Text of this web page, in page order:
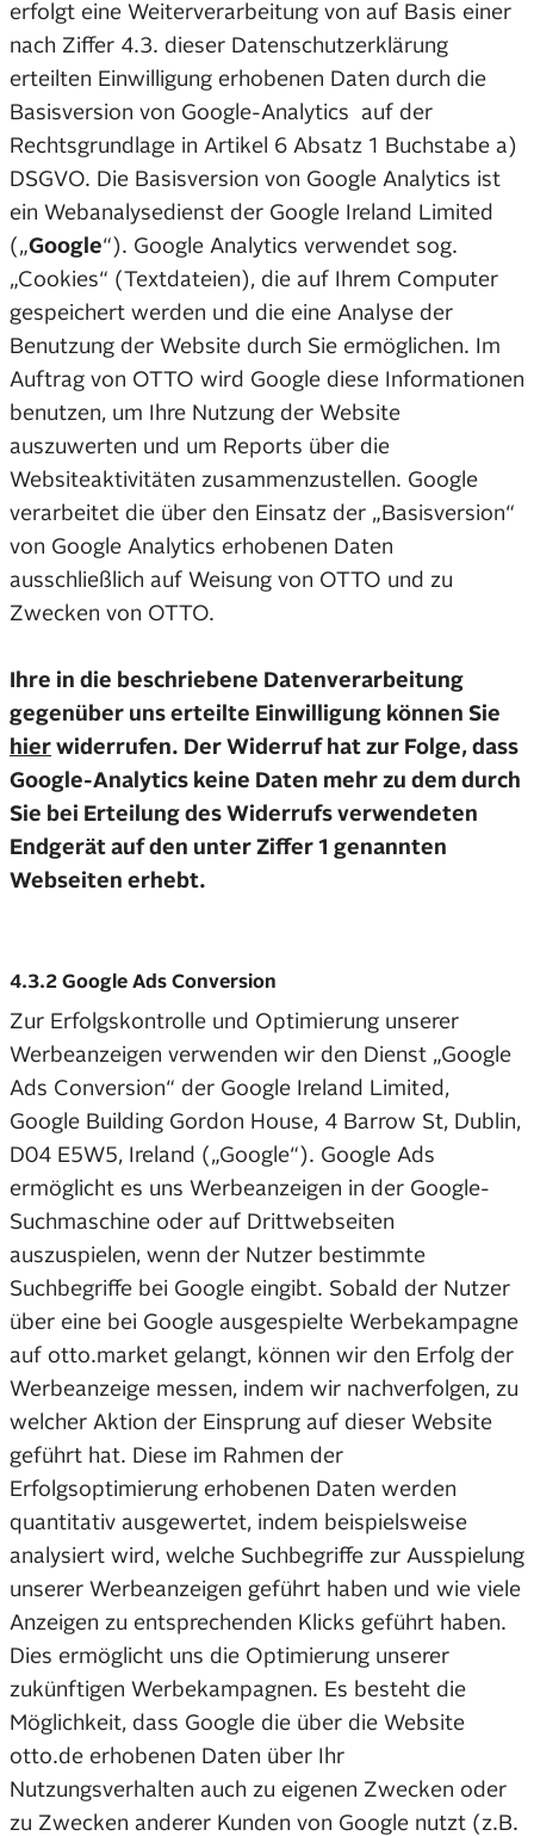
erfolgt eine Weiterverarbeitung von auf Basis einer
nach Ziffer 4.3. dieser Datenschutzerklärung
erteilten Einwilligung erhobenen Daten durch die
Basisversion von Google-Analytics auf der
Rechtsgrundlage in Artikel 6 Absatz 1 Buchstabe a)
DSGVO. Die Basisversion von Google Analytics ist
ein Webanalysedienst der Google Ireland Limited
(„Google“). Google Analytics verwendet sog.
„Cookies“ (Textdateien), die auf Ihrem Computer
gespeichert werden und die eine Analyse der
Benutzung der Website durch Sie ermöglichen. Im
Auftrag von OTTO wird Google diese Informationen
benutzen, um Ihre Nutzung der Website
auszuwerten und um Reports über die
Websiteaktivitäten zusammenzustellen. Google
verarbeitet die über den Einsatz der „Basisversion“
von Google Analytics erhobenen Daten
ausschließlich auf Weisung von OTTO und zu
Zwecken von OTTO.
Ihre in die beschriebene Datenverarbeitung
gegenüber uns erteilte Einwilligung können Sie
hier widerrufen. Der Widerruf hat zur Folge, dass
Google-Analytics keine Daten mehr zu dem durch
Sie bei Erteilung des Widerrufs verwendeten
Endgerät auf den unter Ziffer 1 genannten
Webseiten erhebt.
4.3.2 Google Ads Conversion
Zur Erfolgskontrolle und Optimierung unserer
Werbeanzeigen verwenden wir den Dienst „Google
Ads Conversion“ der Google Ireland Limited,
Google Building Gordon House, 4 Barrow St, Dublin,
D04 E5W5, Ireland („Google“). Google Ads
ermöglicht es uns Werbeanzeigen in der Google-
Suchmaschine oder auf Drittwebseiten
auszuspielen, wenn der Nutzer bestimmte
Suchbegriffe bei Google eingibt. Sobald der Nutzer
über eine bei Google ausgespielte Werbekampagne
auf otto.market gelangt, können wir den Erfolg der
Werbeanzeige messen, indem wir nachverfolgen, zu
welcher Aktion der Einsprung auf dieser Website
geführt hat. Diese im Rahmen der
Erfolgsoptimierung erhobenen Daten werden
quantitativ ausgewertet, indem beispielsweise
analysiert wird, welche Suchbegriffe zur Ausspielung
unserer Werbeanzeigen geführt haben und wie viele
Anzeigen zu entsprechenden Klicks geführt haben.
Dies ermöglicht uns die Optimierung unserer
zukünftigen Werbekampagnen. Es besteht die
Möglichkeit, dass Google die über die Website
otto.de erhobenen Daten über Ihr
Nutzungsverhalten auch zu eigenen Zwecken oder
zu Zwecken anderer Kunden von Google nutzt (z.B.